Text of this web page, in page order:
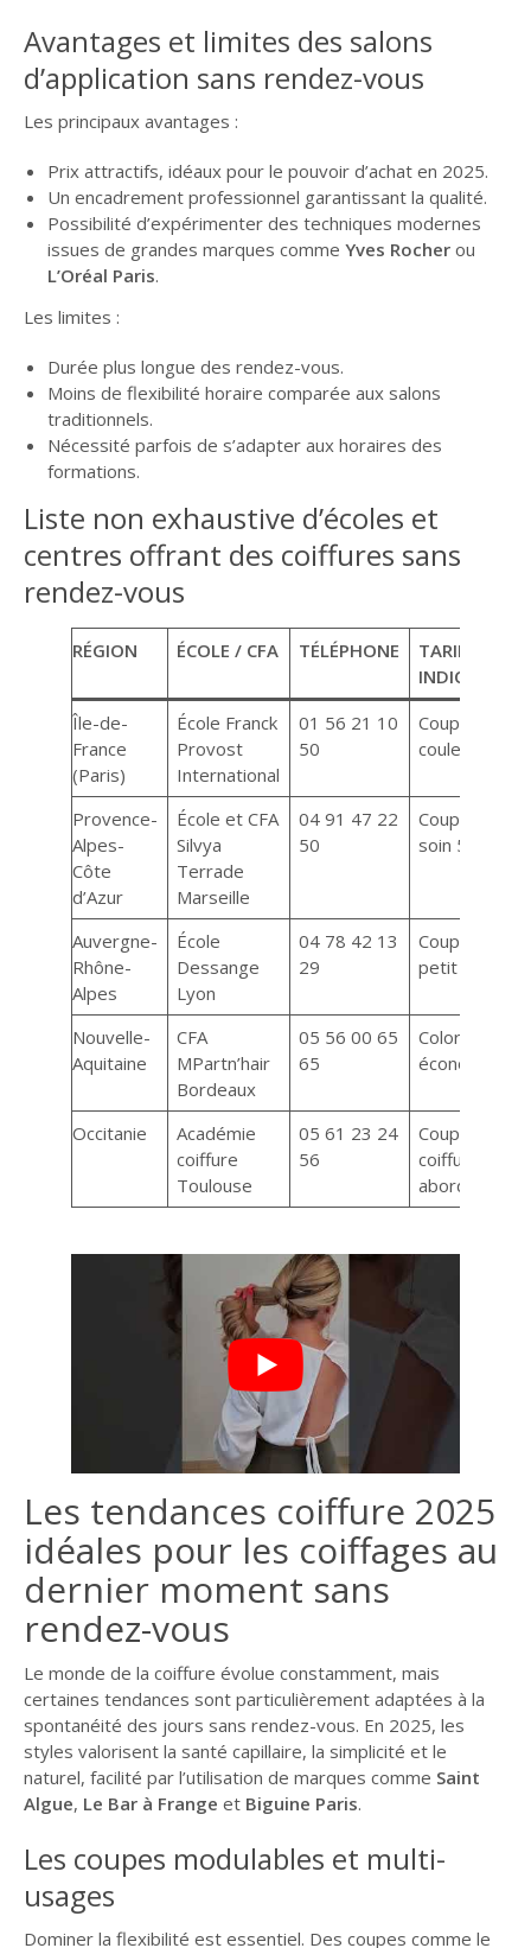
Avantages et limites des salons
d’application sans rendez-vous
Les principaux avantages :
Prix attractifs, idéaux pour le pouvoir d’achat en 2025.
Un encadrement professionnel garantissant la qualité.
Possibilité d’expérimenter des techniques modernes
issues de grandes marques comme Yves Rocherou
L’Oréal Paris.
Les limites :
Durée plus longue des rendez-vous.
Moins de flexibilité horaire comparée aux salons
traditionnels.
Nécessité parfois de s’adapter aux horaires des
formations.
Liste non exhaustive d’écoles et
centres offrant des coiffures sans
rendez-vous
RÉGION ÉCOLE / CFA TÉLÉPHONE
TARIFS
INDICATIFS
Île-de-
France
(Paris)
École Franck
Provost
International
01 56 21 10
50
Coupe 7€,
couleur 8€
Provence-
Alpes-
Côte
d’Azur
École et CFA
Silvya
Terrade
Marseille
04 91 47 22
50
Coupe 7€,
soin 5€
Auvergne-
Rhône-
Alpes
École
Dessange
Lyon
04 78 42 13
29
Coupe à
petit prix
Nouvelle-
Aquitaine
CFA
MPartn’hair
Bordeaux
05 56 00 65
65
Coloration
économique
Occitanie
Académie
coiffure
Toulouse
05 61 23 24
56
Coupe et
coiffure
abordables
Les tendances coiffure 2025
idéales pour les coiffages au
dernier moment sans
rendez-vous
Le monde de la coiffure évolue constamment, mais
certaines tendances sont particulièrement adaptées à la
spontanéité des jours sans rendez-vous. En 2025, les
styles valorisent la santé capillaire, la simplicité et le
naturel, facilité par l’utilisation de marques comme Saint
Algue, Le Bar à Frange et Biguine Paris.
Les coupes modulables et multi-
usages
Dominer la flexibilité est essentiel. Des coupes comme le